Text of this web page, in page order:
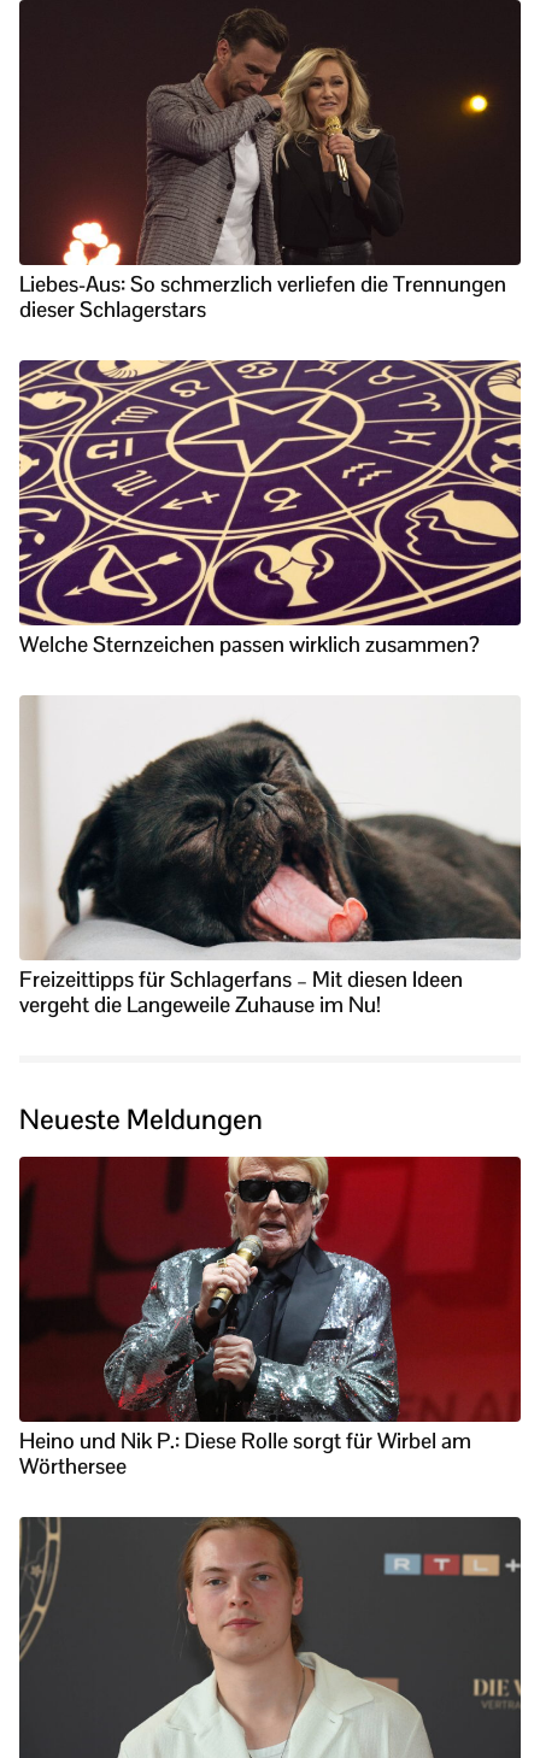
Liebes-Aus: So schmerzlich verliefen die Trennungen
dieser Schlagerstars
Welche Sternzeichen passen wirklich zusammen?
Freizeittipps für Schlagerfans – Mit diesen Ideen
vergeht die Langeweile Zuhause im Nu!
Neueste Meldungen
Heino und Nik P.: Diese Rolle sorgt für Wirbel am
Wörthersee